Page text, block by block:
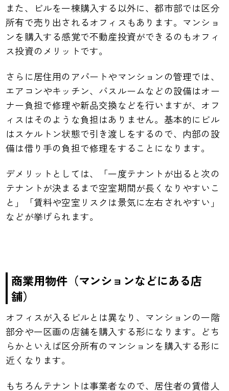
また、ビルを一棟購入する以外に、都市部では区分
所有で売り出されるオフィスもあります。マンショ
ンを購入する感覚で不動産投資ができるのもオフィ
ス投資のメリットです。
さらに居住用のアパートやマンションの管理では、
エアコンやキッチン、バスルームなどの設備はオー
ナー負担で修理や新品交換などを行いますが、オフ
ィスはそのような負担はありません。基本的にビル
はスケルトン状態で引き渡しをするので、内部の設
備は借り手の負担で修理をすることになります。
デメリットとしては、「一度テナントが出ると次の
テナントが決まるまで空室期間が長くなりやすいこ
と」「賃料や空室リスクは景気に左右されやすい」
などが挙げられます。
商業用物件（マンションなどにある店
舗）
オフィスが入るビルとは異なり、マンションの一階
部分や一区画の店舗を購入する形になります。どち
らかといえば区分所有のマンションを購入する形に
近くなります。
もちろんテナントは事業者なので、居住者の賃借人